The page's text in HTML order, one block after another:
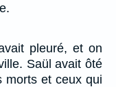
pleuré, et on
Saül avait ôté
morts et ceux qui